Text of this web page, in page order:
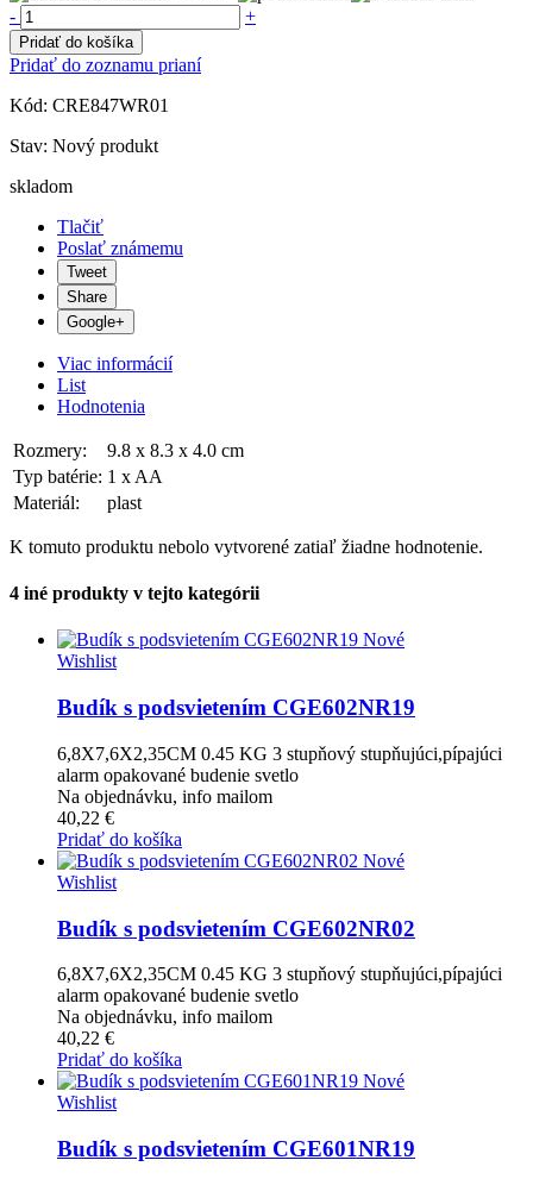
- +
Pridať do košíka
Pridať do zoznamu prianí
Kód: CRE847WR01
Stav: Nový produkt
skladom
Tlačiť
Poslať známemu
Tweet
Share
Google+
Viac informácií
List
Hodnotenia
Rozmery:
9.8 x 8.3 x 4.0 cm
Typ batérie: 1 x AA
Materiál:
plast
K tomuto produktu nebolo vytvorené zatiaľ žiadne hodnotenie.
4 iné produkty v tejto kategórii
Nové
Wishlist
Budík s podsvietením CGE602NR19
6,8X7,6X2,35CM 0.45 KG 3 stupňový stupňujúci,pípajúci
alarm opakované budenie svetlo
Na objednávku, info mailom
40,22 €
Pridať do košíka
Nové
Wishlist
Budík s podsvietením CGE602NR02
6,8X7,6X2,35CM 0.45 KG 3 stupňový stupňujúci,pípajúci
alarm opakované budenie svetlo
Na objednávku, info mailom
40,22 €
Pridať do košíka
Nové
Wishlist
Budík s podsvietením CGE601NR19